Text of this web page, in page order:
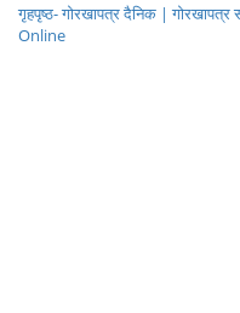
गृहपृष्ठ- गोरखापत्र दैनिक |
Online